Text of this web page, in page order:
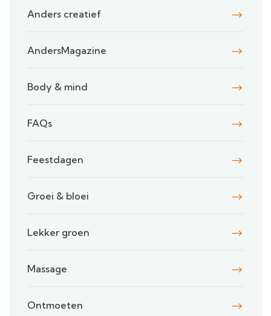
Anders creatief
AndersMagazine
Body & mind
FAQs
Feestdagen
Groei & bloei
Lekker groen
Massage
Ontmoeten